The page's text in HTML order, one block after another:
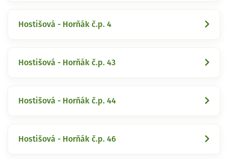
Hostišová - Horňák č.p. 4
Hostišová - Horňák č.p. 43
Hostišová - Horňák č.p. 44
Hostišová - Horňák č.p. 46